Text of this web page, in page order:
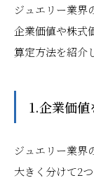
ジュエリー業界
企業価値や株式
算定方法を紹介
1.企業価値
ジュエリー業界
大きく分けて2